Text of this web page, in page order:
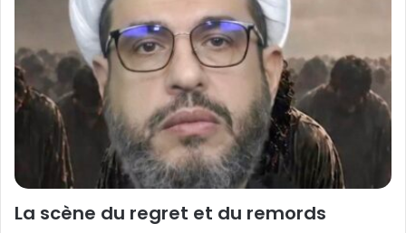
La scène du regret et du remords